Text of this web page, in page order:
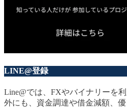
LINE@登録
Line@では、FXやバイナリーを
外にも、資金調達や借金減額、